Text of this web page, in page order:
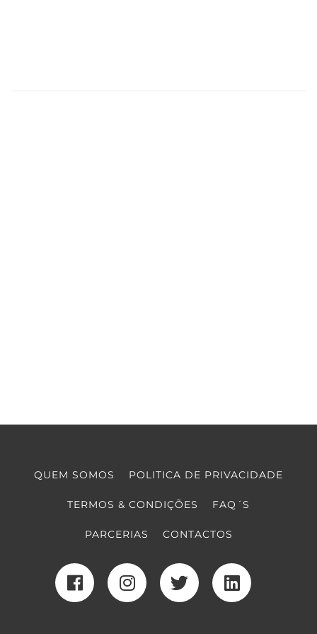
QUEM SOMOS POLITICA DE PRIVACIDADE
TERMOS & CONDIÇÕES FAQ´S
PARCERIAS CONTACTOS